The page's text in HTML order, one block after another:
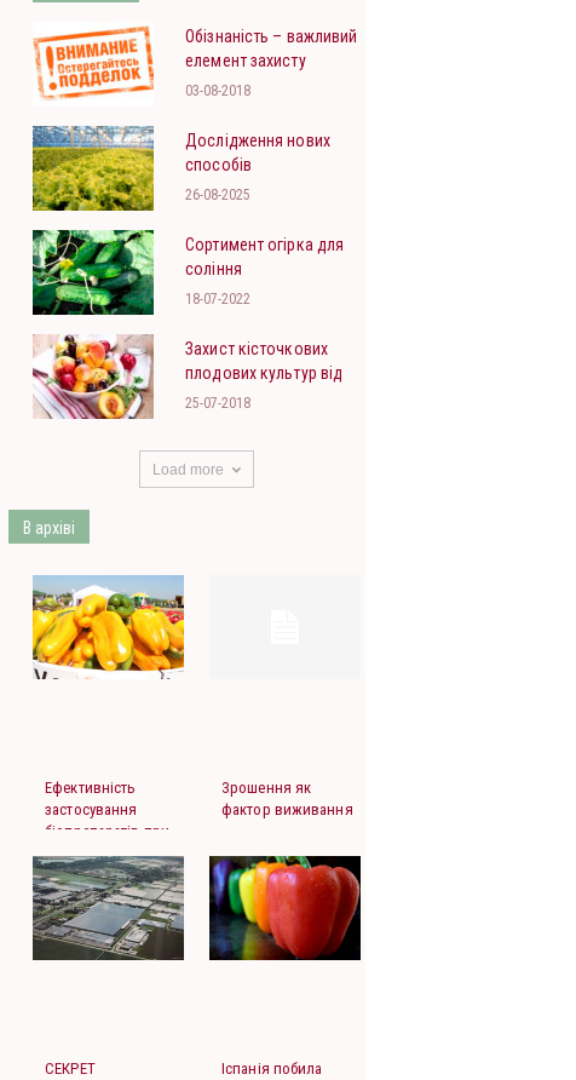
Обізнаність – важливий
елемент захисту
рослин
03-08-2018
Дослідження нових
способів
використання азотних
26-08-2025
Сортимент огірка для
соління
18-07-2022
Захист кісточкових
плодових культур від
кокомікозу
25-07-2018
Load more
В архіві
Ефективність
застосування
біопрепаратів при
вирощуванні
овочевих культур
Зрошення як
фактор виживання
СЕКРЕТ
Іспанія побила